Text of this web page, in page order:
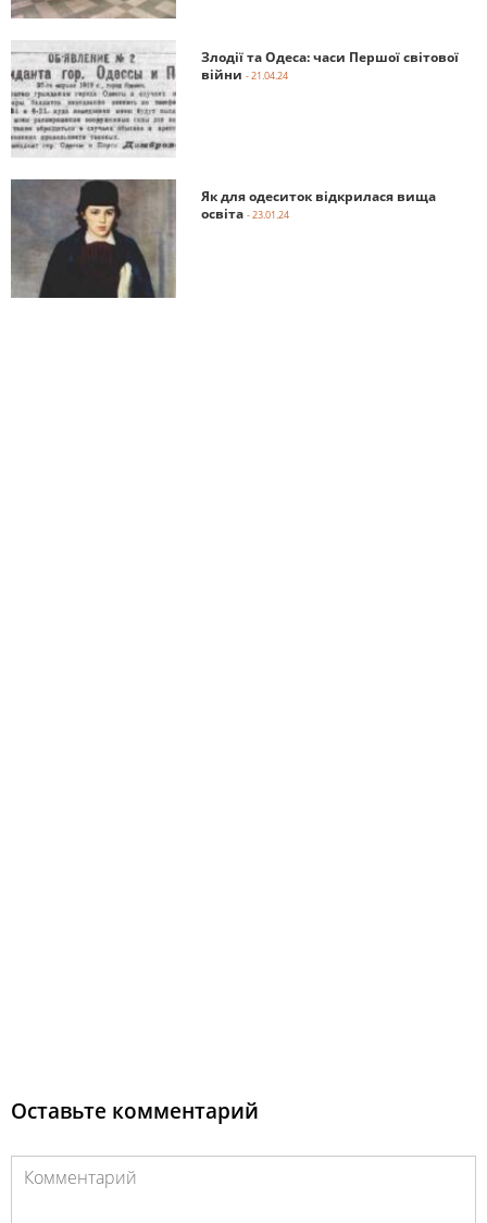
Злодії та Одеса: часи Першої світової
війни - 21.04.24
Як для одеситок відкрилася вища
освіта - 23.01.24
Оставьте комментарий